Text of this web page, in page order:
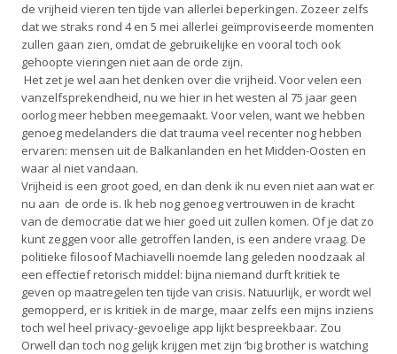
de vrijheid vieren ten tijde van allerlei beperkingen. Zozeer zelfs
dat we straks rond 4 en 5 mei allerlei geïmproviseerde momenten
zullen gaan zien, omdat de gebruikelijke en vooral toch ook
gehoopte vieringen niet aan de orde zijn.
Het zet je wel aan het denken over die vrijheid. Voor velen een
vanzelfsprekendheid, nu we hier in het westen al 75 jaar geen
oorlog meer hebben meegemaakt. Voor velen, want we hebben
genoeg medelanders die dat trauma veel recenter nog hebben
ervaren: mensen uit de Balkanlanden en het Midden-Oosten en
waar al niet vandaan.
Vrijheid is een groot goed, en dan denk ik nu even niet aan wat er
nu aan de orde is. Ik heb nog genoeg vertrouwen in de kracht
van de democratie dat we hier goed uit zullen komen. Of je dat zo
kunt zeggen voor alle getroffen landen, is een andere vraag. De
politieke filosoof Machiavelli noemde lang geleden noodzaak al
een effectief retorisch middel: bijna niemand durft kritiek te
geven op maatregelen ten tijde van crisis. Natuurlijk, er wordt wel
gemopperd, er is kritiek in de marge, maar zelfs een mijns inziens
toch wel heel privacy-gevoelige app lijkt bespreekbaar. Zou
Orwell dan toch nog gelijk krijgen met zijn ‘big brother is watching